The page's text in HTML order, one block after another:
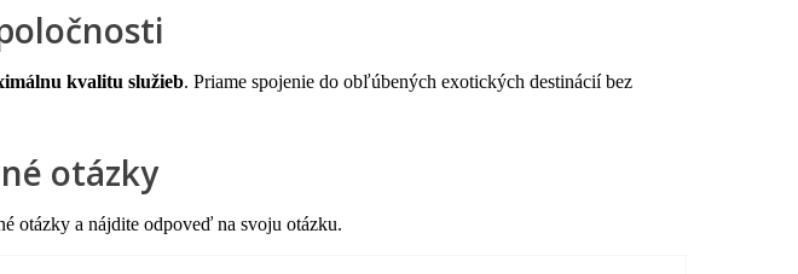
kvalitu služieb. Priame spojenie do obľúbených exotických destinácií bez
otázky
otázky a nájdite odpoveď na svoju otázku.